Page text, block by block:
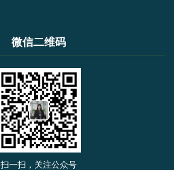
微信二维码
扫一扫，关注公众号